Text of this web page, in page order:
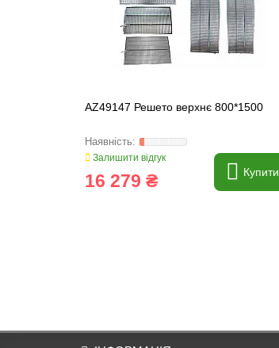
AZ49147 Решето верхнє 800*1500
Залишити відгук
16 279 ₴ Купити